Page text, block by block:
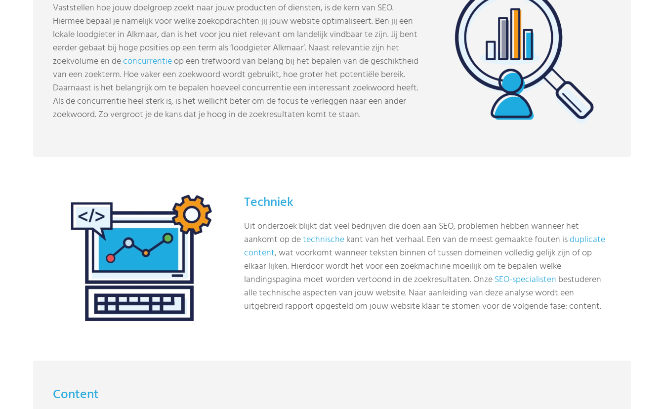
Vaststellen hoe jouw doelgroep zoekt naar jouw producten of diensten, is de kern van SEO.
Hiermee bepaal je namelijk voor welke zoekopdrachten jij jouw website optimaliseert. Ben jij een
lokale loodgieter in Alkmaar, dan is het voor jou niet relevant om landelijk vindbaar te zijn. Jij bent
eerder gebaat bij hoge posities op een term als ‘loodgieter Alkmaar’. Naast relevantie zijn het
zoekvolume en deconcurrentieop een trefwoord van belang bij het bepalen van de geschiktheid
van een zoekterm. Hoe vaker een zoekwoord wordt gebruikt, hoe groter het potentiële bereik.
Daarnaast is het belangrijk om te bepalen hoeveel concurrentie een interessant zoekwoord heeft.
Als de concurrentie heel sterk is, is het wellicht beter om de focus te verleggen naar een ander
zoekwoord. Zo vergroot je de kans dat je hoog in de zoekresultaten komt te staan.
Techniek
Uit onderzoek blijkt dat veel bedrijven die doen aan SEO, problemen hebben wanneer het
aankomt op detechnischekant van het verhaal. Een van de meest gemaakte fouten isduplicate
content, wat voorkomt wanneer teksten binnen of tussen domeinen volledig gelijk zijn of op
elkaar lijken. Hierdoor wordt het voor een zoekmachine moeilijk om te bepalen welke
landingspagina moet worden vertoond in de zoekresultaten. OnzeSEO-specialisten bestuderen
alle technische aspecten van jouw website. Naar aanleiding van deze analyse wordt een
uitgebreid rapport opgesteld om jouw website klaar te stomen voor de volgende fase: content.
Content